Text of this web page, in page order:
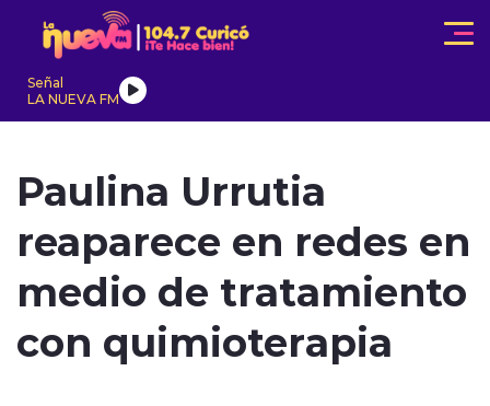
Click acá para ir directamente al contenido
Señal
LA NUEVA FM
ACTUALIDAD TENDENCIAS
modo claro
Paulina Urrutia
reaparece en redes en
medio de tratamiento
con quimioterapia